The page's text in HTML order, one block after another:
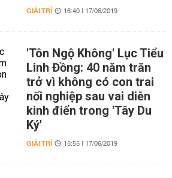
GIẢI TRÍ 16:40 | 17/06/2019
'Tôn Ngộ Không' Lục Tiểu
Linh Đồng: 40 năm trăn
trở vì không có con trai
nối nghiệp sau vai diễn
kinh điển trong 'Tây Du
Ký'
GIẢI TRÍ 15:55 | 17/06/2019